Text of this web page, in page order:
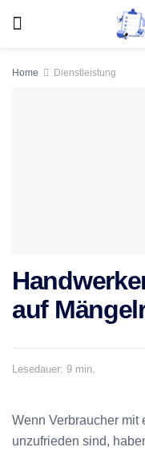
Home Dienstleistung
auf
Lesedauer: 9 min.
Wenn Verbraucher mit
unzufrieden sind,